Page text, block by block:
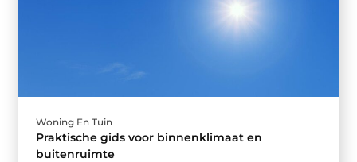
Woning En Tuin
Praktische gids voor binnenklimaat en
buitenruimte